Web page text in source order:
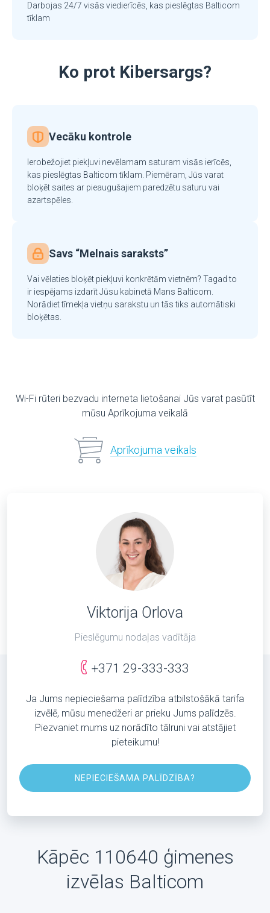
Darbojas 24/7 visās viedierīcēs, kas pieslēgtas Balticom
tīklam
Ko prot Kibersargs?
Vecāku kontrole
Ierobežojiet piekļuvi nevēlamam saturam visās ierīcēs,
kas pieslēgtas Balticom tīklam. Piemēram, Jūs varat
bloķēt saites ar pieaugušajiem paredzētu saturu vai
azartspēles.
Savs “Melnais saraksts”
Vai vēlaties bloķēt piekļuvi konkrētām vietnēm? Tagad to
ir iespējams izdarīt Jūsu kabinetā Mans Balticom.
Norādiet tīmekļa vietņu sarakstu un tās tiks automātiski
bloķētas.
Wi-Fi rūteri bezvadu interneta lietošanai Jūs varat pasūtīt
mūsu Aprīkojuma veikalā
Aprīkojuma veikals
Viktorija Orlova
Pieslēgumu nodaļas vadītāja
+371 29-333-333
Ja Jums nepieciešama palīdzība atbilstošākā tarifa
izvēlē, mūsu menedžeri ar prieku Jums palīdzēs.
Piezvaniet mums uz norādīto tālruni vai atstājiet
pieteikumu!
NEPIECIEŠAMA PALĪDZĪBA?
Kāpēc 110640 ģimenes
izvēlas Balticom